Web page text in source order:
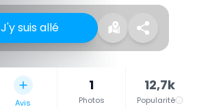
J'y suis allé
Avis
1
Photos
12,7k
Popularité